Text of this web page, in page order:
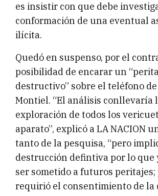
es insistir con que debe
conformación de una eventual
ilícita.
Quedó en suspenso, por el
posibilidad de encarar un
destructivo” sobre el teléfono de
Montiel. “El análisis conllevaría
exploración de todos los
aparato”, explicó a LA NACION
tanto de la pesquisa, “pero
destrucción defintiva por lo que
ser sometido a futuros peritajes;
requirió el consentimiento de la